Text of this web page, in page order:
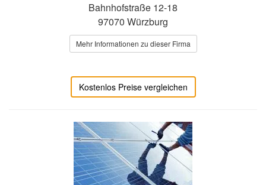
Bahnhofstraße 12-18
97070 Würzburg
Mehr Informationen zu dieser Firma
Kostenlos Preise vergleichen